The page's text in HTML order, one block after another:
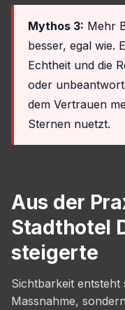
Mythos 3: Mehr
besser, egal wie.
Echtheit und die
oder
dem Vertrauen
Sternen nuetzt.
Aus der
Stadthotel
steigerte
Sichtbarkeit entsteht
Massnahme,